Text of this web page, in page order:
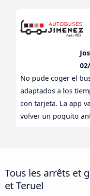
No pude coger el
adaptados a los
con tarjeta. La app
volver un poquito
Tous les arrêts et
et Teruel